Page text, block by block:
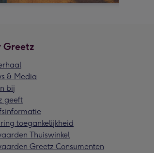
Greetz
& Media
bij
geeft
toegankelijkheid
Thuiswinkel
Greetz Consumenten